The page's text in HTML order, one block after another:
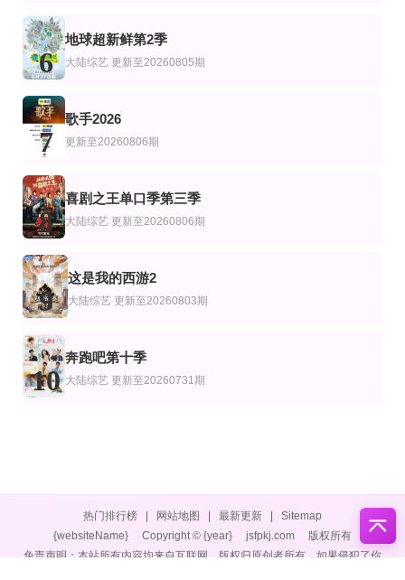
6
地球超新鲜第2季
大陆综艺 更新至20260805期
7
歌手2026
更新至20260806期
8
喜剧之王单口季第三季
大陆综艺 更新至20260806期
9
这是我的西游2
大陆综艺 更新至20260803期
10
奔跑吧第十季
大陆综艺 更新至20260731期
热门排行榜 网站地图 最新更新
Sitemap
{websiteName}
Copyright © {year} jsfpkj.com
版权所有
免责声明：本站所有内容均来自互联网，版权归原创者所有，如果侵犯了你